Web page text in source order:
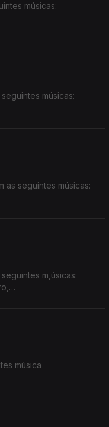
músicas:
músicas:
as seguintes músicas:
m,úsicas:
música